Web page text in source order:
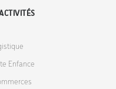
Enfance